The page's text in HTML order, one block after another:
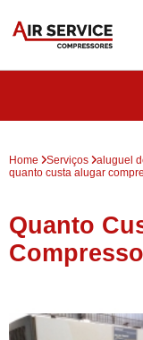
Home Serviços aluguel
quanto custa alugar
Quanto